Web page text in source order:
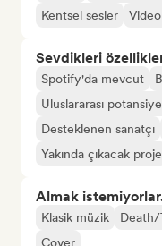
Kentsel sesler
Sevdikleri
Spotify'da mevcut
Uluslararası
Desteklenen sanatçı
Yakında çıkacak proje
Almak
Klasik müzik Death/
Cover